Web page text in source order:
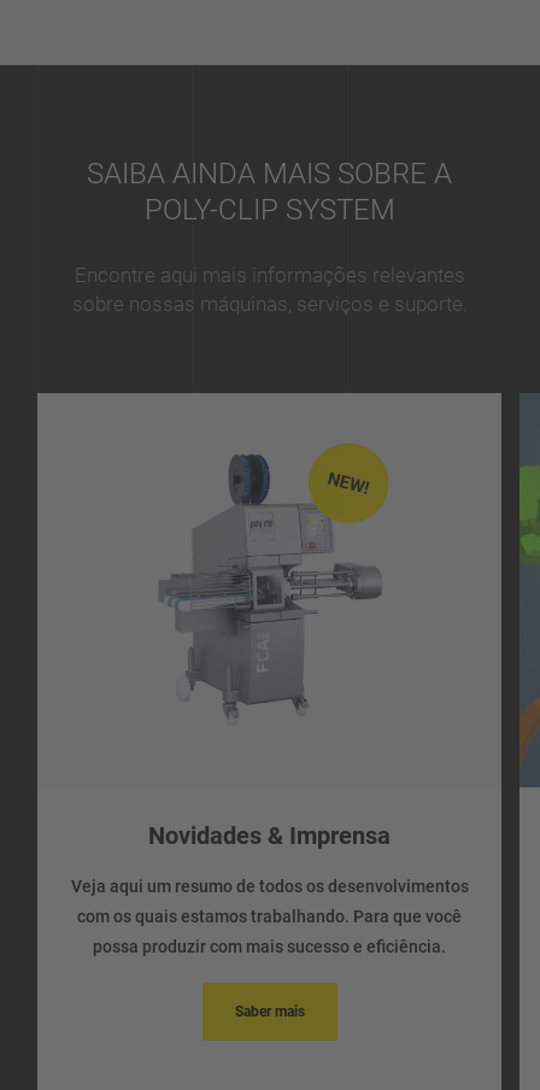
SAIBA AINDA MAIS SOBRE A
POLY-CLIP SYSTEM
Encontre aqui mais informações relevantes
sobre nossas máquinas, serviços e suporte.
Novidades & Imprensa
Veja aqui um resumo de todos os desenvolvimentos
com os quais estamos trabalhando. Para que você
possa produzir com mais sucesso e eficiência.
Saber mais